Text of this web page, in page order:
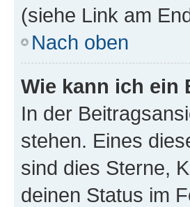
(siehe Link am
Nach oben
Wie kann ich ein
In der
stehen. Eines
sind dies Sterne,
deinen Status im